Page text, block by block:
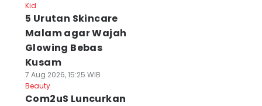
Kid
5 Urutan Skincare
Malam agar Wajah
Glowing Bebas
Kusam
7 Aug 2026, 15:25 WIB
Beauty
Com2uS Luncurkan